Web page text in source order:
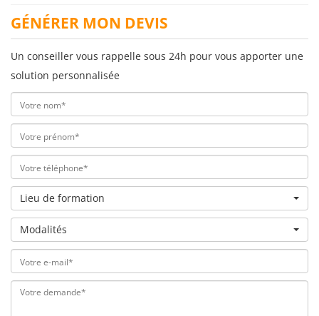
GÉNÉRER MON DEVIS
Un conseiller vous rappelle sous 24h pour vous apporter une
solution personnalisée
Lieu de formation
Modalités